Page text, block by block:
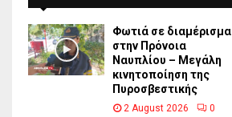
Φωτιά σε διαμέρισμα
στην Πρόνοια
Ναυπλίου – Μεγάλη
κινητοποίηση της
Πυροσβεστικής
2 August 2026 0